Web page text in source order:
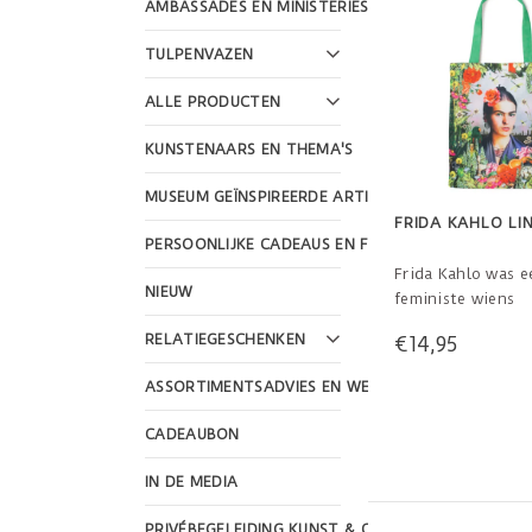
AMBASSADES EN MINISTERIES
TULPENVAZEN
ALLE PRODUCTEN
KUNSTENAARS EN THEMA'S
MUSEUM GEÏNSPIREERDE ARTIKELEN
PERSOONLIJKE CADEAUS EN FEESTDAGEN
NIEUW
RELATIEGESCHENKEN
ASSORTIMENTSADVIES EN WEBSHOP DESIGN
CADEAUBON
IN DE MEDIA
FRIDA KAHLO
Frida Kahlo was
feministe wiens
nog steeds
zoveel
€14,95